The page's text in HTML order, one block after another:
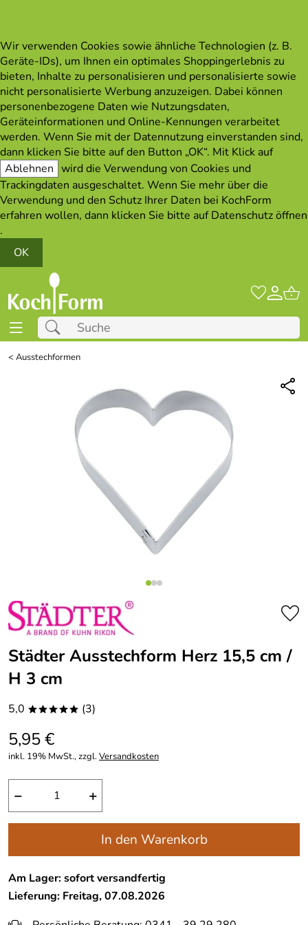
Wir verwenden Cookies sowie ähnliche Technologien (z. B.
Geräte-IDs), um Ihnen ein optimales Shoppingerlebnis zu
bieten, Inhalte zu personalisieren und personalisierte sowie
nicht personalisierte Werbung anzuzeigen. Dabei können
personenbezogene Daten wie Nutzungsdaten,
Geräteinformationen und Online-Kennungen verarbeitet
werden. Wenn Sie mit der Datennutzung einverstanden sind,
dann klicken Sie bitte auf den Button „OK“. Mit Klick auf
Ablehnen wird die Verwendung von Cookies und
Trackingdaten ausgeschaltet. Wenn Sie mehr über die
Verwendung und den Schutz Ihrer Daten bei KochForm
erfahren wollen, dann klicken Sie bitte aufDatenschutz öffnen
.
OK
<Ausstechformen
Städter Ausstechform Herz 15,5 cm /
H 3 cm
5,0 ***** (3)
5,95 €
inkl. 19% MwSt., zzgl.Versandkosten
− +
In den Warenkorb
Am Lager: sofort versandfertig
Lieferung: Freitag, 07.08.2026